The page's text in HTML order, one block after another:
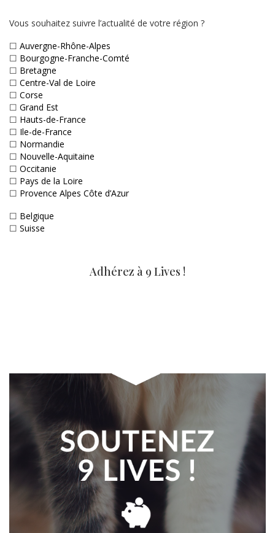
Vous souhaitez suivre l’actualité de votre région ?
☐ Auvergne-Rhône-Alpes
☐ Bourgogne-Franche-Comté
☐ Bretagne
☐ Centre-Val de Loire
☐ Corse
☐ Grand Est
☐ Hauts-de-France
☐ Ile-de-France
☐ Normandie
☐ Nouvelle-Aquitaine
☐ Occitanie
☐ Pays de la Loire
☐ Provence Alpes Côte d’Azur
☐ Belgique
☐ Suisse
Adhérez à 9 Lives !